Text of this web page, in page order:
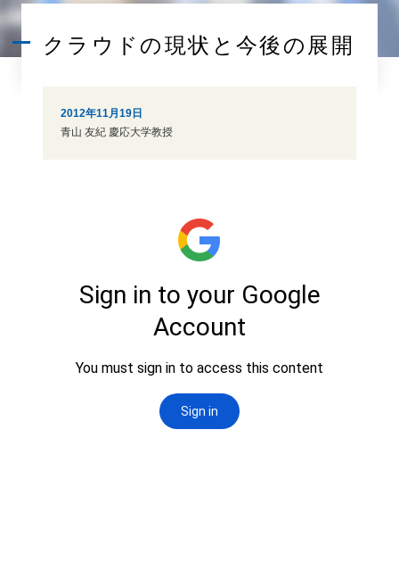
クラウドの現状と今後の展開
2012年11月19日
青山 友紀 慶応大学教授